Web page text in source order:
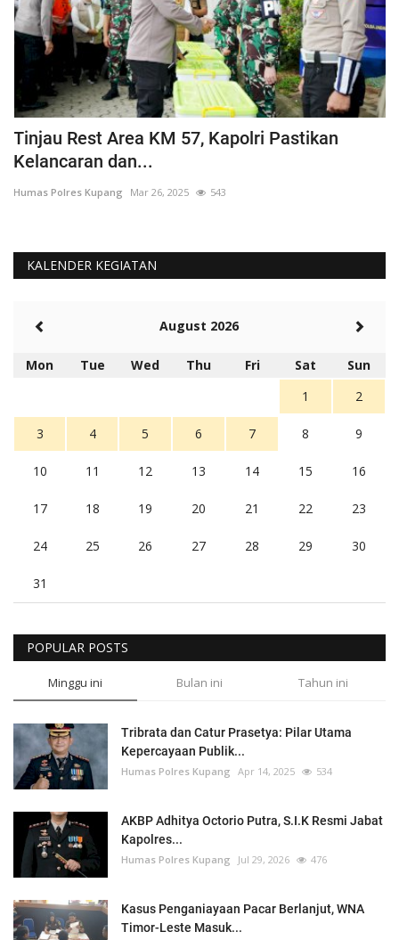
Tinjau Rest Area KM 57, Kapolri Pastikan
Kelancaran dan...
Humas Polres Kupang Mar 26, 2025 543
KALENDER KEGIATAN
August 2026
Mon Tue Wed Thu Fri Sat
Sun
1
2
3 4 5 6 7 8 9
10 11 12 13 14 15 16
17 18 19 20 21 22 23
24 25 26 27 28 29 30
31
POPULAR POSTS
Minggu ini Bulan ini Tahun ini
Tribrata dan Catur Prasetya: Pilar Utama
Kepercayaan Publik...
Humas Polres Kupang Apr 14, 2025 534
AKBP Adhitya Octorio Putra, S.I.K Resmi Jabat
Kapolres...
Humas Polres Kupang Jul 29, 2026 476
Kasus Penganiayaan Pacar Berlanjut, WNA
Timor-Leste Masuk...